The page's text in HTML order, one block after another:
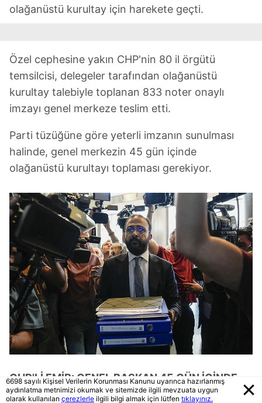
olağanüstü kurultay için harekete geçti.
Özel cephesine yakın CHP'nin 80 il örgütü
temsilcisi, delegeler tarafından olağanüstü
kurultay talebiyle toplanan 833 noter onaylı
imzayı genel merkeze teslim etti.
Parti tüzüğüne göre yeterli imzanın sunulması
halinde, genel merkezin 45 gün içinde
olağanüstü kurultayı toplaması gerekiyor.
CHP'Lİ EMİR: GENEL BAŞKAN 45 GÜN İÇİNDE
KURULTAYI TOPLAMAK ZORUNDA
6698 sayılı Kişisel Verilerin Korunması Kanunu uyarınca hazırlanmış
aydınlatma metnimizi okumak ve sitemizde ilgili mevzuata uygun
olarak kullanılan çerezlerle ilgili bilgi almak için lütfen tıklayınız.